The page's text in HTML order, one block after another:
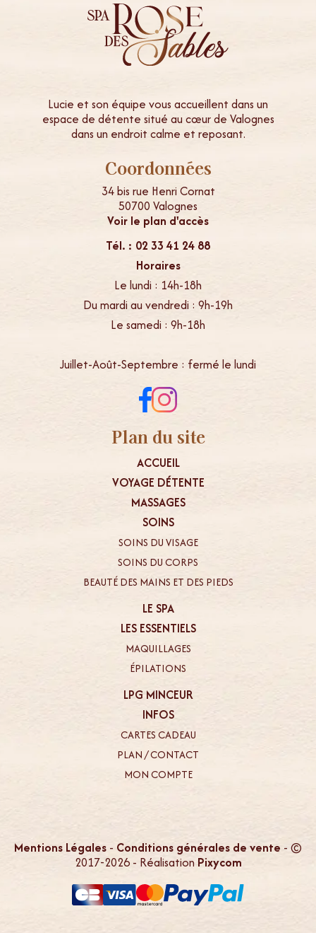
Lucie et son équipe vous accueillent dans un
espace de détente situé au cœur de Valognes
dans un endroit calme et reposant.
Coordonnées
34 bis rue Henri Cornat
50700 Valognes
Voir le plan d'accès
Tél. : 02 33 41 24 88
Horaires
Le lundi : 14h-18h
Du mardi au vendredi : 9h-19h
Le samedi : 9h-18h
Juillet-Août-Septembre : fermé le lundi
Plan du site
ACCUEIL
VOYAGE DÉTENTE
MASSAGES
SOINS
SOINS DU VISAGE
SOINS DU CORPS
BEAUTÉ DES MAINS ET DES PIEDS
LE SPA
LES ESSENTIELS
MAQUILLAGES
ÉPILATIONS
LPG MINCEUR
INFOS
CARTES CADEAU
PLAN / CONTACT
MON COMPTE
Mentions Légales - Conditions générales de vente - ©
2017-2026 - Réalisation Pixycom